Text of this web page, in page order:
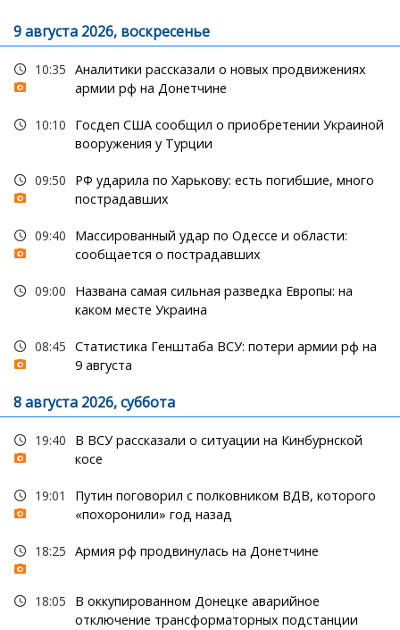
9 августа 2026, воскресенье
10:35 Аналитики рассказали о новых продвижениях
армии рф на Донетчине
10:10
Госдеп США сообщил о приобретении Украиной
вооружения у Турции
09:50
РФ ударила по Харькову: есть погибшие, много
пострадавших
09:40
Массированный удар по Одессе и области:
сообщается о пострадавших
09:00
Названа самая сильная разведка Европы: на
каком месте Украина
08:45 Статистика Генштаба ВСУ: потери армии рф на
9 августа
8 августа 2026, суббота
19:40
В ВСУ рассказали о ситуации на Кинбурнской
косе
19:01
Путин поговорил с полковником ВДВ, которого
«похоронили» год назад
18:25 Армия рф продвинулась на Донетчине
18:05
В оккупированном Донецке аварийное
отключение трансформаторных подстанции